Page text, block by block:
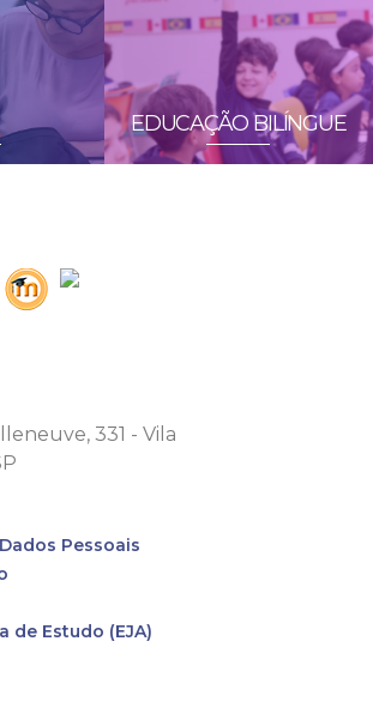
EDUCAÇÃO BILÍNGUE
331 - Vila
Pessoais
de Estudo (EJA)